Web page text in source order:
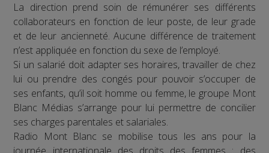
La direction prend soin de rémunérer ses différents
collaborateurs en fonction de leur poste, de leur grade
et de leur ancienneté. Aucune différence de traitement
n’est appliquée en fonction du sexe de l’employé.
Si un salarié doit adapter ses horaires, travailler de chez
lui ou prendre des congés pour pouvoir s’occuper de
ses enfants, qu’il soit homme ou femme, le groupe Mont
Blanc Médias s’arrange pour lui permettre de concilier
ses charges parentales et salariales.
Radio Mont Blanc se mobilise tous les ans pour la